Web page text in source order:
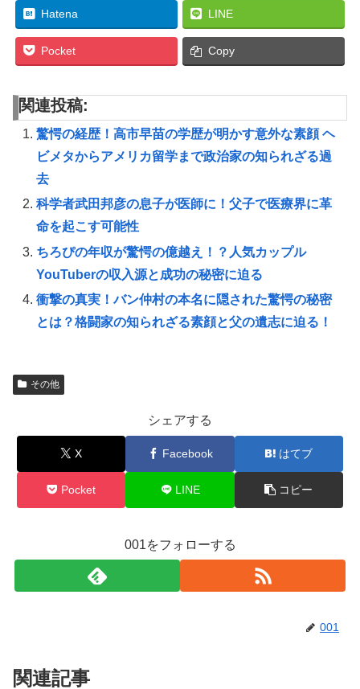
Hatena LINE
Pocket Copy
関連投稿:
驚愕の経歴！高市早苗の学歴が明かす意外な素顔 ヘ
ビメタからアメリカ留学まで政治家の知られざる過
去
科学者武田邦彦の息子が医師に！父子で医療界に革
命を起こす可能性
ちろぴの年収が驚愕の億越え！？人気カップル
YouTuberの収入源と成功の秘密に迫る
衝撃の真実！バン仲村の本名に隠された驚愕の秘密
とは？格闘家の知られざる素顔と父の遺志に迫る！
その他
シェアする
X Facebook はてブ
Pocket LINE コピー
001をフォローする
001
関連記事